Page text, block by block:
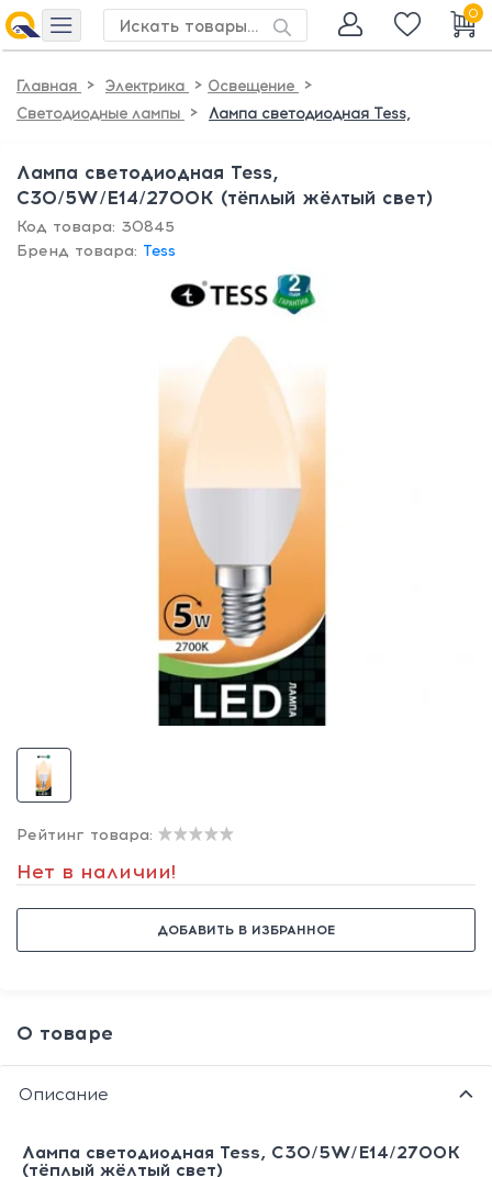
0
Главная > Электрика > Освещение >
Светодиодные лампы > Лампа светодиодная Tess,
Лампа светодиодная Tess,
C30/5W/E14/2700K (тёплый жёлтый свет)
Код товара: 30845
Бренд товара: Tess
Рейтинг товара:
Нет в наличии!
ДОБАВИТЬ В ИЗБРАННОЕ
О товаре
Описание
Лампа светодиодная Tess, C30/5W/E14/2700K
(тёплый жёлтый свет)